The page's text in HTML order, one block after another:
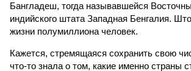
Бангладеш, тогда называвшейся
индийского штата Западная Бенгалия.
жизни полумиллиона человек.
Кажется, стремящаяся сохранить свою
что-то знала о том, какие именно страны